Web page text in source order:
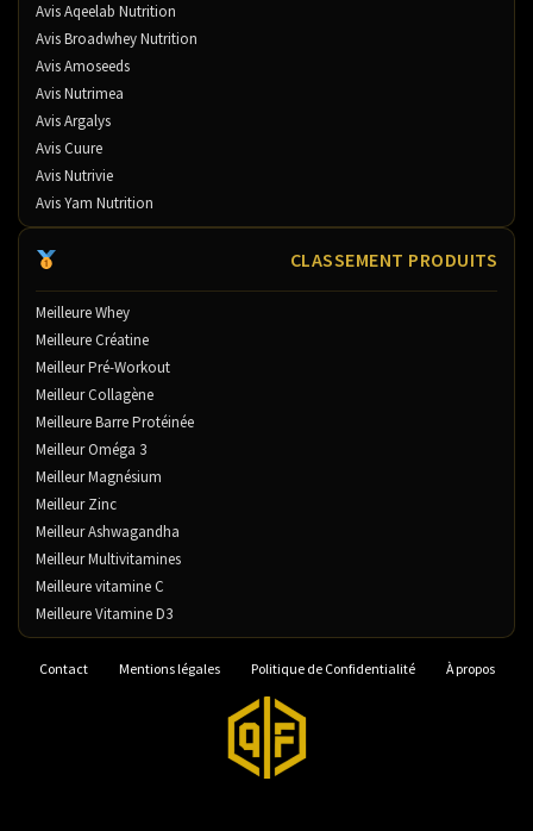
Avis Aqeelab Nutrition
Avis Broadwhey Nutrition
Avis Amoseeds
Avis Nutrimea
Avis Argalys
Avis Cuure
Avis Nutrivie
Avis Yam Nutrition
CLASSEMENT PRODUITS
Meilleure Whey
Meilleure Créatine
Meilleur Pré-Workout
Meilleur Collagène
Meilleure Barre Protéinée
Meilleur Oméga 3
Meilleur Magnésium
Meilleur Zinc
Meilleur Ashwagandha
Meilleur Multivitamines
Meilleure vitamine C
Meilleure Vitamine D3
Contact Mentions légales Politique de Confidentialité À propos